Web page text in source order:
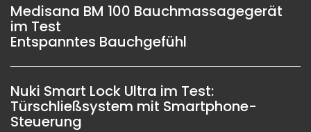
Medisana BM 100 Bauchmassagegerät
im Test
Entspanntes Bauchgefühl
Nuki Smart Lock Ultra im Test:
Türschließsystem mit Smartphone-
Steuerung